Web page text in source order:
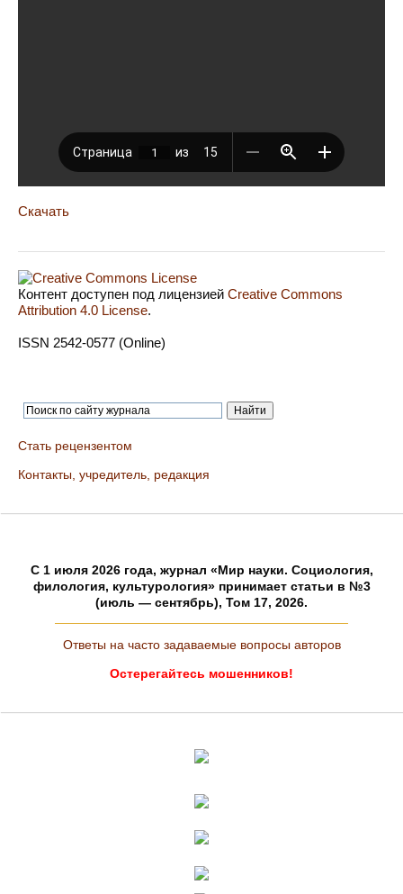
Скачать
Контент доступен под лицензией Creative Commons
Attribution 4.0 License.
ISSN 2542-0577 (Online)
Стать рецензентом
Контакты, учредитель, редакция
C 1 июля 2026 года, журнал «Мир науки. Социология,
филология, культурология» принимает статьи в №3
(июль — сентябрь), Том 17, 2026.
Ответы на часто задаваемые вопросы авторов
Остерегайтесь мошенников!